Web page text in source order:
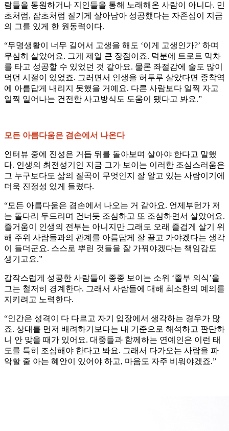
람들을 동원하거나 지인들을 통해 노래해온 사람이 아니다. 민
초처럼, 잡초처럼 질기게 살아남아 성공했다는 자존심이 지금
의 그를 있게 한 원동력이다.
“무명생활이 너무 길어서 고생을 해도 ‘이게 고생인가?’ 하며
무심히 살았어요. 그게 제일 큰 장점이죠. 덕분에 트로트 막차
를 타고 성공할 수 있었던 것 같아요. 물론 좌절감에 술도 많이
먹던 시절이 있었죠. 그러면서 인생을 허투루 살았다면 종착역
에 아름답게 내리지 못했을 거예요. 다른 사람보다 일찍 자고
일찍 일어나는 건전한 사고방식도 도움이 됐다고 봐요.”
모든 아름다움은 겸손에서 나온다
인터뷰 중에 진성은 거듭 뒤를 돌아보며 살아야 한다고 말했
다. 인생의 최전성기인 지금 그가 보이는 이러한 조심스러움은
그 누구보다도 삶의 질곡이 무엇인지 잘 알고 있는 사람이기에
더욱 진정성 있게 들렸다.
“모든 아름다움은 겸손에서 나오는 거 같아요. 언제부턴가 저
는 돌다리 두드리며 건너듯 조심하고 또 조심하면서 살았어요.
즐거움이 인생의 전부는 아니지만 그래도 오래 즐겁게 살기 위
해 주위 사람들과의 관계를 아름답게 잘 끌고 가야겠다는 생각
이 들더군요. 스스로 뿌린 것들을 잘 가꿔야겠다는 책임감도
생기고요.”
갑작스럽게 성공한 사람들이 종종 보이는 소위 ‘졸부 의식’을
그는 철저히 경계한다. 그래서 사람들에 대해 최소한의 예의를
지키려고 노력한다.
“인간은 성격이 다 다르고 자기 입장에서 생각하는 경우가 많
죠. 상대를 먼저 배려하기보다는 내 기준으로 해석하고 판단하
니 안 맞을 때가 있어요. 대중들과 함께하는 연예인은 이런 태
도를 특히 조심해야 한다고 봐요. 그래서 다가오는 사람을 파
악할 줄 아는 혜안이 있어야 하고, 마음도 자주 비워야겠죠.”